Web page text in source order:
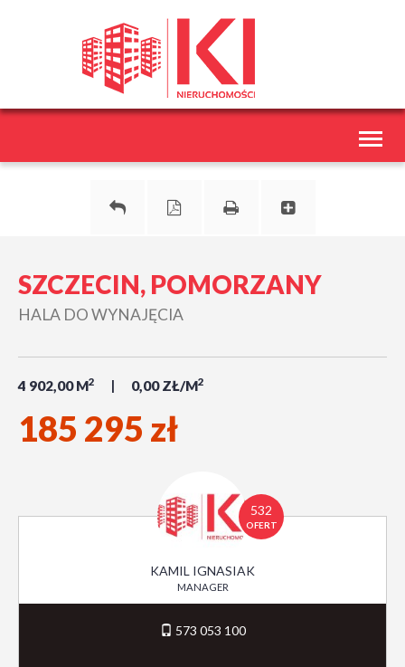
SZCZECIN, POMORZANY
HALA DO WYNAJĘCIA
4 902,00 M2 0,00 ZŁ/M2
185 295 zł
532
OFERT
KAMIL IGNASIAK
MANAGER
573 053 100